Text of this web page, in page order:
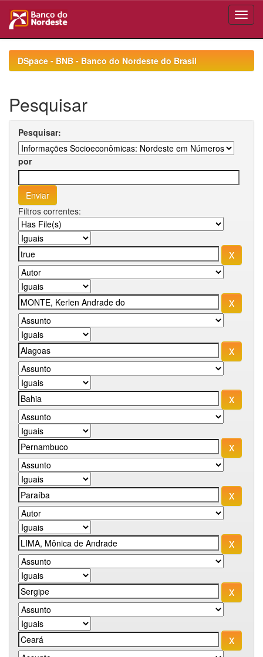
navigationDSpace - BNB - Banco do Nordeste do Brasil
Pesquisar
Pesquisar:
por
Filtros correntes: